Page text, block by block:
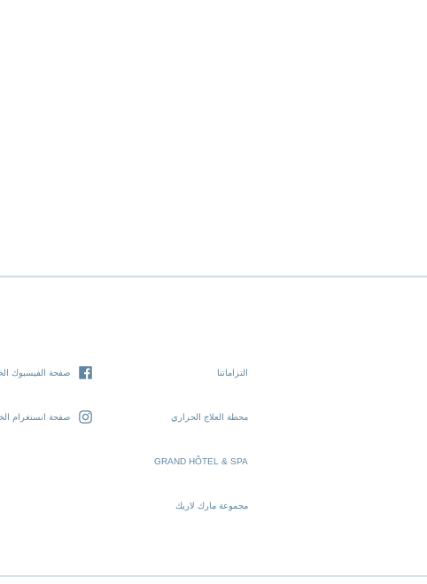
التزاماتنا
محطة العلاج الحراري
GRAND HÔTEL & SPA
مجموعة مارك لاريك
صفحة الفيسبوك
صفحة انستغرام